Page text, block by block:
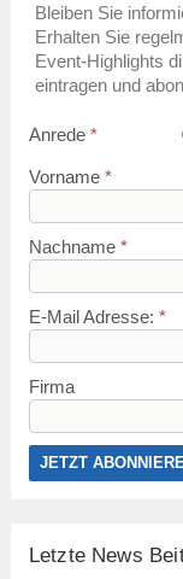
Bleiben Sie
Erhalten Sie
Event-Highlights
eintragen und
Anrede *
Vorname *
Nachname *
E-Mail Adresse: *
Firma
Letzte News